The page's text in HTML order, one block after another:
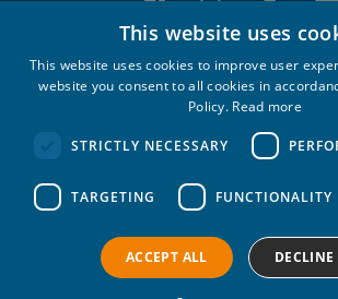
Croatia Yachting d.o.o. 2026.
reserved.
Политика
конфидециальности
использовании файлов
This website uses
This website uses cookies to improve user
website you consent to all cookies in
Policy. Read more
STRICTLY NECESSARY
TARGETING FUNCTIONALITY
ACCEPT ALL